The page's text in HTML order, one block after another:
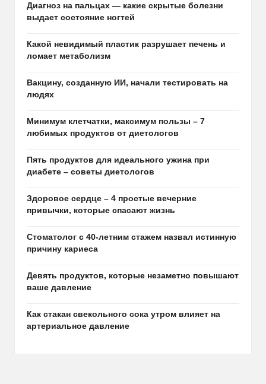
Диагноз на пальцах — какие скрытые болезни
выдает состояние ногтей
Какой невидимый пластик разрушает печень и
ломает метаболизм
Вакцину, созданную ИИ, начали тестировать на
людях
Минимум клетчатки, максимум пользы – 7
любимых продуктов от диетологов
Пять продуктов для идеального ужина при
диабете – советы диетологов
Здоровое сердце – 4 простые вечерние
привычки, которые спасают жизнь
Стоматолог с 40-летним стажем назвал истинную
причину кариеса
Девять продуктов, которые незаметно повышают
ваше давление
Как стакан свекольного сока утром влияет на
артериальное давление